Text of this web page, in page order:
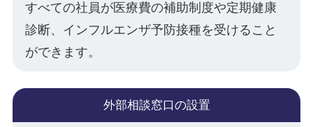
すべての社員が医療費の補助制度や定期健康
診断、インフルエンザ予防接種を受けること
ができます。
外部相談窓口の設置